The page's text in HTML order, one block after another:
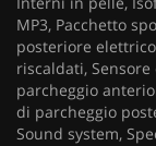
MP3, Pacchetto
posteriore
riscaldati,
parcheggio
di parcheggio
Sound system,